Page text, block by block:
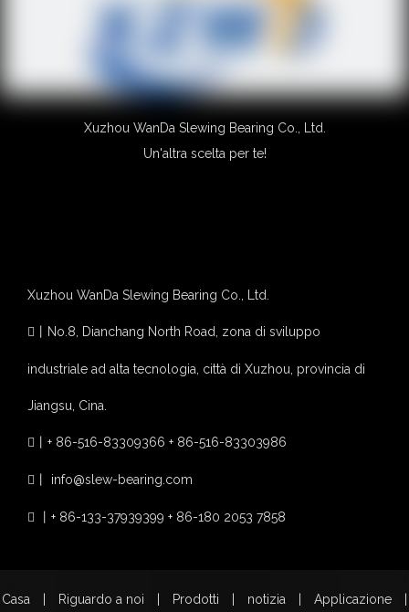
~!phoenix_var0!~
~!phoenix_var0!~
Xuzhou WanDa Slewing Bearing Co., Ltd.
Un'altra scelta per te!
Xuzhou WanDa Slewing Bearing Co., Ltd.
 No.8, Dianchang North Road, zona di sviluppo
industriale ad alta tecnologia, città di Xuzhou, provincia di
Jiangsu, Cina.
 + 86-516-83309366 + 86-516-83303986
 info@slew-bearing.com
 + 86-133-37939399 + 86-180 2053 7858
Casa Riguardo a noi Prodotti notizia Applicazione